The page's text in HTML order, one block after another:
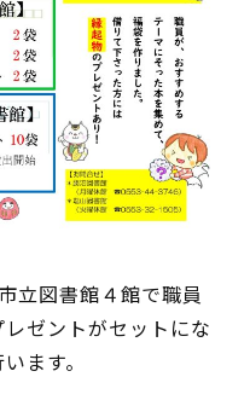
立図書館４館で職員
ゼントがセットにな
ます。
PDF
質問
二郎」
業